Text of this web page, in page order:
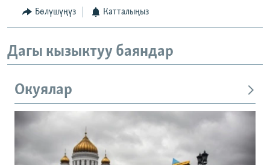
Бөлүшүңүз Катталыңыз
Дагы кызыктуу баяндар
Окуялар